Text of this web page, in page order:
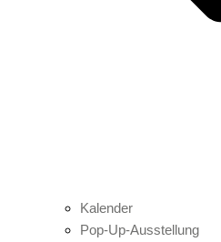
Kalender
Pop-Up-Ausstellung